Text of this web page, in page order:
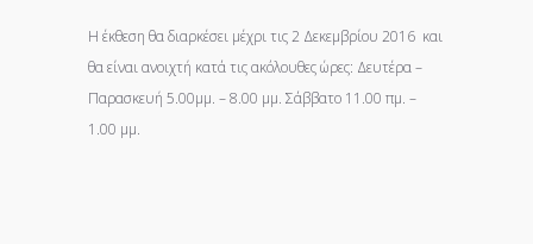
Η έκθεση θα διαρκέσει μέχρι τις 2 Δεκεμβρίου 2016 και
θα είναι ανοιχτή κατά τις ακόλουθες ώρες: Δευτέρα –
Παρασκευή 5.00μμ. – 8.00 μμ. Σάββατο 11.00 πμ. –
1.00 μμ.